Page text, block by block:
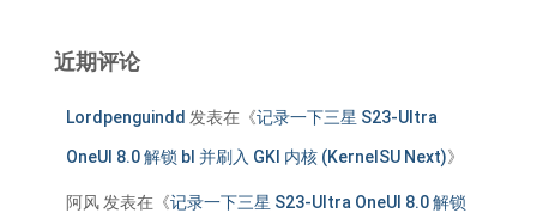
近期评论
Lordpenguindd 发表在《记录一下三星 S23-Ultra
OneUI 8.0 解锁 bl 并刷入 GKI 内核 (KernelSU Next)》
阿风 发表在《记录一下三星 S23-Ultra OneUI 8.0 解锁